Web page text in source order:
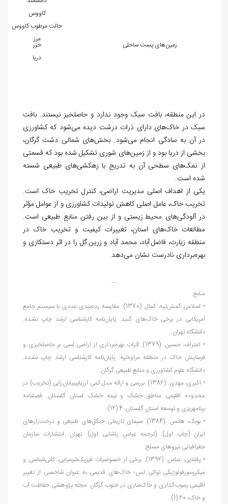
کاووس
حالت مرطوب کاووس
مرز
زمینهای پست ساحلی
خزر
دریا
در این منطقه، بافت سبک وجود ندارد و حاصلخیز نیستند. بافت
سبک در خاک‌های دارای ذرات درشت دیده میشود که کشاورزی
در آن به سادگی انجام میشود. بخشهای شمالی دشت گرگان،
بخشی از دریا بود و از زمینهای شوری تشکیل شده بود که قسمتی
از نمکهای سطحی آن به تدریج با زهکشیهای طبیعی شسته
شده است.
یکی از اهداف اصلی مدیریت اراضی، کنترل تخریب خاک است.
تخریب خاک، عامل اصلی کاهش تولیدات کشاورزی و از عوامل مؤثر
در آلودگیهای محیط زیستی و از بین رفتن منابع طبیعی است.
مطالعات خاکهای استان، تغییرات کیفیت و تخریب خاک در
منطقه زیارت، فاضل آباد، محمد آباد و زرین گل را در اثر دستکاری و
بهرهبرداری نادرست نشان میدهد.
…
منابع:
• اسلامی گمشتپه، کمال. (1370). مقایسه رده
بندی عددی با سیستم جامع
آمریکایی در برخی خاکهای گنبد. پایاننامه کارشناسی ارشد چاپ نشده.
دانشگاه تهران.
• اعتراف، حسین. (1379). اثرات بهره
برداری از اراضی لسی بر حاصلخیزی و
فرسایش خاک در منطقه مراوهتپه. پایاننامه کارشناسی ارشد چاپ نشده.
دانشگاه علوم کشاورزی و منابع طبیعی گرگان.
• اکبری، مهدی. (1386). بررسی و ارائه مدل کمی ارزیابی‏بیابان
زایی (تخریب) در
محدوده اقلیمی مناطق خشک و نیمه خشک استان گلستان. فصل‏نامه
برنامه‏ریزی و توسعه استان گلستان، 4 (12).
• بوبک، ‏‏هانس. (1384). سیمای تاریخی جنگل
های طبیعی و درختزارهای
ایران (چاپ اول). (ترجمه عباس پاشایی اول). تهران: انتشارات سازمان
جغرافیایی نیروهای مسلح.
• پاشایی، عباس. (1392). برخی از خصوصیات فیزیک
شیمیایی، کانیشناسی و
میکرومورفولوژیکی توالی لس- خاکهای قدیمی به عنوان شاخصی از تغییر
اقلیمی رسوبگذاری و خاکسازی در جنوب گرگان. مجله پژوهشی حفاظت آب
و خاک، 20 (1) .